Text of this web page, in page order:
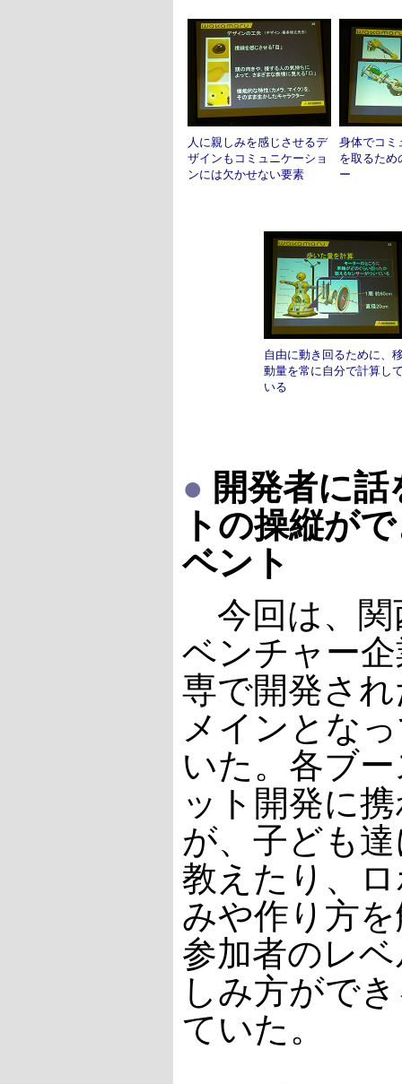
人に親しみを感じさせるデ
ザインもコミュニケーショ
ンには欠かせない要素
身体でコミ
を取るため
ー
自由に動き回るために、
動量を常に自分で計算し
いる
● 開発者に
トの操縦が
ベント
今回は、関
ベンチャー
専で開発さ
メインとな
いた。各ブ
ット開発に
が、子ども
教えたり、
みや作り方
参加者のレ
しみ方がで
ていた。